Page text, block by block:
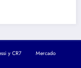
y CR7
Mercado